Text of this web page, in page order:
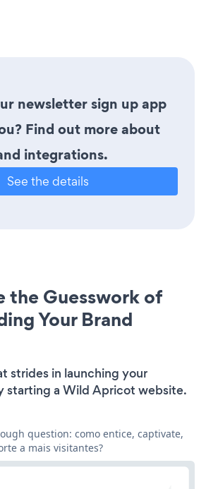
newsletter sign up app
Find out more about
integrations.
See the details
the Guesswork of
Your Brand
strides in launching your
starting a Wild Apricot website.
question: como entice, captivate,
a mais visitantes?